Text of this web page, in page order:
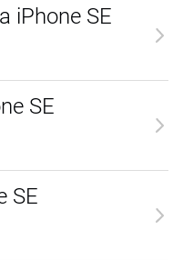
iPhone SE
SE
SE